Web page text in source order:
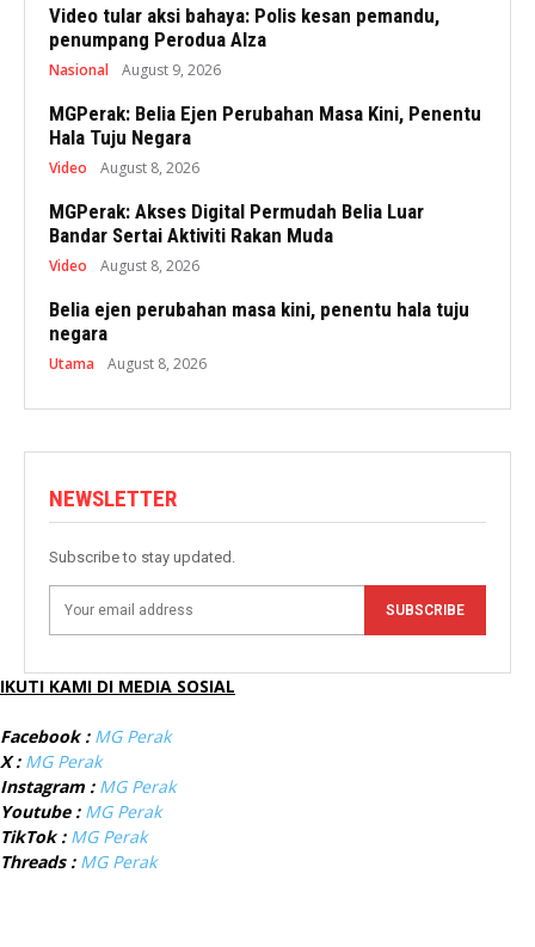
Video tular aksi bahaya: Polis kesan pemandu,
penumpang Perodua Alza
Nasional August 9, 2026
MGPerak: Belia Ejen Perubahan Masa Kini, Penentu
Hala Tuju Negara
Video August 8, 2026
MGPerak: Akses Digital Permudah Belia Luar
Bandar Sertai Aktiviti Rakan Muda
Video August 8, 2026
Belia ejen perubahan masa kini, penentu hala tuju
negara
Utama August 8, 2026
NEWSLETTER
Subscribe to stay updated.
SUBSCRIBE
IKUTI KAMI DI MEDIA SOSIAL
Facebook : MG Perak
X : MG Perak
Instagram : MG Perak
Youtube : MG Perak
TikTok : MG Perak
Threads : MG Perak